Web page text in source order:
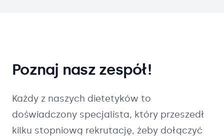
Poznaj nasz zespół!
Każdy z naszych dietetyków to
doświadczony specjalista, który przeszedł
kilku stopniową rekrutację, żeby dołączyć